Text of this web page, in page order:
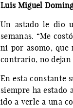
Luis Miguel
Un astado le dio
semanas. “Me
ni por asomo, que
contrario, no dejan
En esta constante
siempre ha estado
ido a verle a una